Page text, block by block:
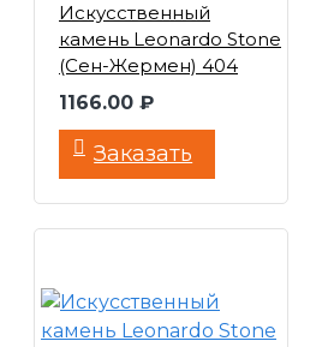
Искусственный
камень Leonardo Stone
(Сен-Жермен) 404
1166.00 ₽
Заказать